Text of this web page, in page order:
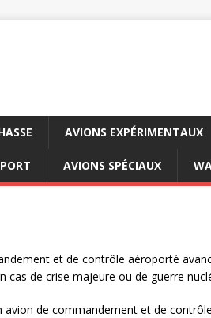
AVIONS EXPÉRIMENTAUX
AVIONS SPÉCIAUX
et de contrôle aéroporté
de crise majeure ou de guerre
avion de commandement et de